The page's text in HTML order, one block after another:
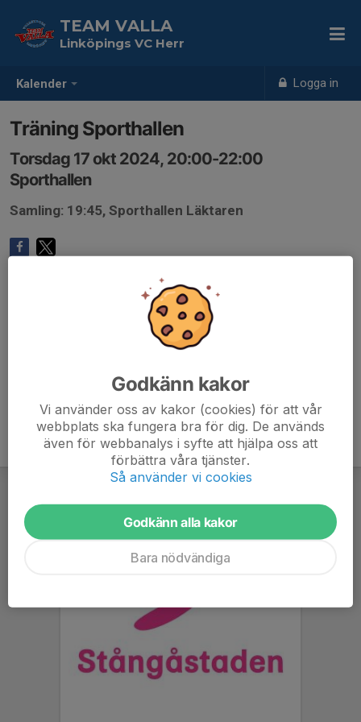
Kalender Logga in
TEAM VALLA
Linköpings VC Herr
Träning Sporthallen
Torsdag 17 okt 2024, 20:00-22:00
Sporthallen
Samling: 19:45, Sporthallen Läktaren
Godkänn kakor
Vi använder oss av kakor (cookies) för att vår
webbplats ska fungera bra för dig. De används
även för webbanalys i syfte att hjälpa oss att
förbättra våra tjänster.
Så använder vi cookies
Godkänn alla kakor
Bara nödvändiga